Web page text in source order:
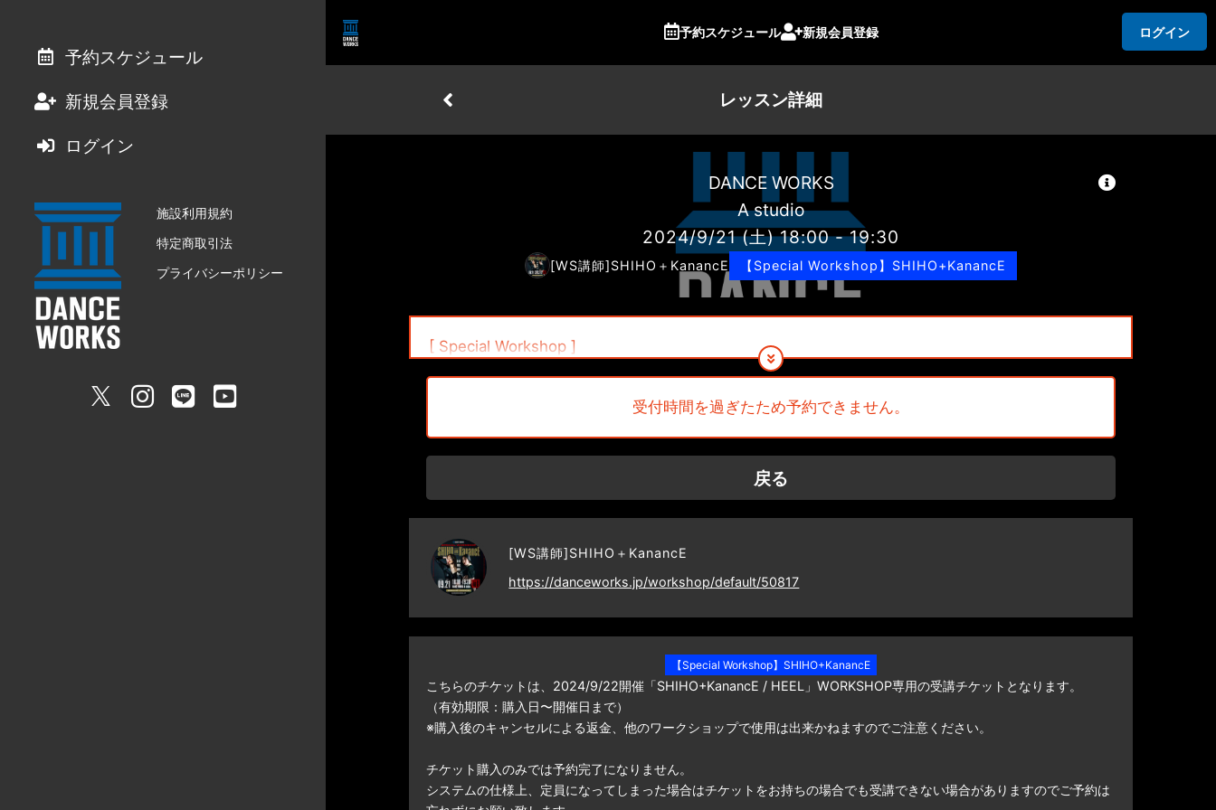
予約スケジュール 新規会員登録 ログイン
レッスン詳細
DANCE WORKS
A studio
2024/9/21 (土) 18:00 - 19:30
[WS講師]SHIHO＋KanancE 【Special Workshop】SHIHO+KanancE
[ Special Workshop ]
日程：2024/9/21 (土)18:00-19:30
ジャンル：HEEL
WORKSHOPの詳細はこちら
https://danceworks.jp/workshop/default/50817
※撮影NGの方は、チェックイン時に事前に受付にお声がけをお願い致します。
受付時間を過ぎたため予約できません。
戻る
[WS講師]SHIHO＋KanancE
https://danceworks.jp/workshop/default/50817
【Special Workshop】SHIHO+KanancE
こちらのチケットは、2024/9/22開催「SHIHO+KanancE / HEEL」WORKSHOP専用の受講チケットとなります。
（有効期限：購入日〜開催日まで）
※購入後のキャンセルによる返金、他のワークショップで使用は出来かねますのでご注意ください。
チケット購入のみでは予約完了になりません。
システムの仕様上、定員になってしまった場合はチケットをお持ちの場合でも受講できない場合がありますのでご予約は
予約スケジュール
新規会員登録
ログイン
施設利用規約
特定商取引法
プライバシーポリシー